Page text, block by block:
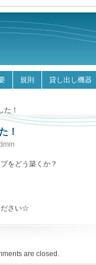
規則 貸し出し機器
！
！
をどう築くか？
ださい☆
are closed.